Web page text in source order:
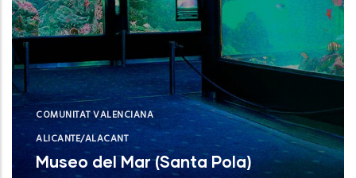
COMUNITAT VALENCIANA
ALICANTE/ALACANT
Museo del Mar (Santa Pola)